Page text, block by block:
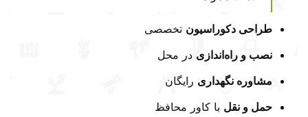
طراحی دکوراسیون تخصصی
نصب و راه‌اندازی در محل
مشاوره نگهداری رایگان
حمل و نقل با کاور محافظ